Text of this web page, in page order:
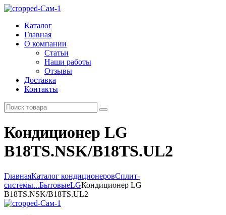
Каталог
Главная
О компании
Статьи
Наши работы
Отзывы
Доставка
Контакты
Кондиционер LG
B18TS.NSK/B18TS.UL2
ГлавнаяКаталог кондиционеровСплит-
системы...БытовыеLGКондиционер LG
B18TS.NSK/B18TS.UL2